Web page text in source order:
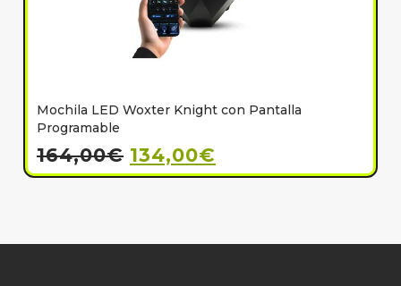
Mochila LED Woxter Knight con Pantalla
Programable
164,00€ 134,00€